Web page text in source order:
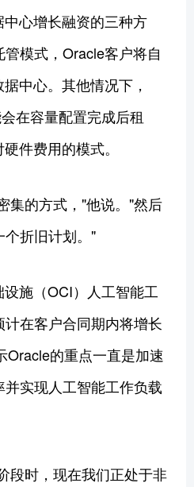
心增长融资的三种方
模式，Oracle客户将自
中心。其他情况下，
在容量配置完成后租
件费用的模式。
集的方式，"他说。"然后
折旧计划。"
施（OCI）人工智能工
在客户合同期内将增长
Oracle的重点一直是加速
实现人工智能工作负载
段时，现在我们正处于非